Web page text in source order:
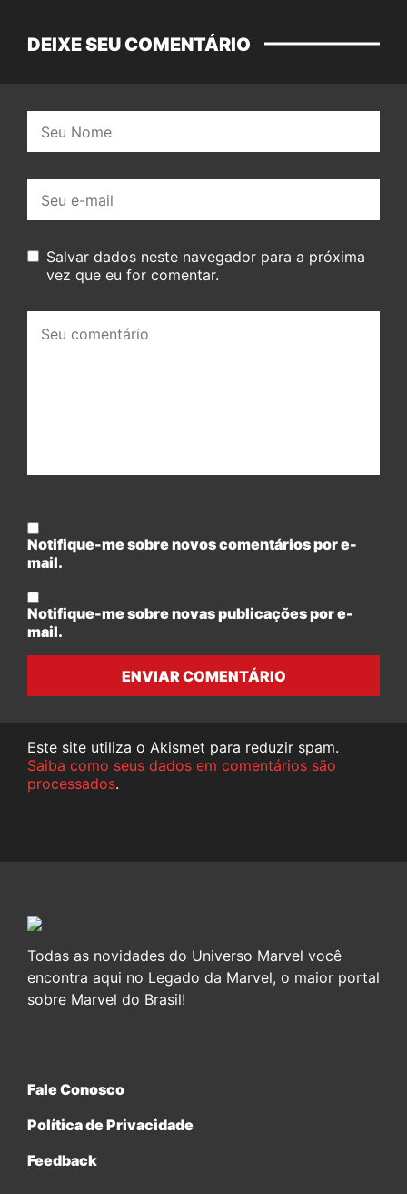
DEIXE SEU COMENTÁRIO
mail:
Salvar dados neste navegador para a próxima
vez que eu for comentar.
comentário:
Notifique-me sobre novos comentários por e-
mail.
Notifique-me sobre novas publicações por e-
mail.
ENVIAR COMENTÁRIO
Este site utiliza o Akismet para reduzir spam.
Saiba como seus dados em comentários são
processados.
Todas as novidades do Universo Marvel você
encontra aqui no Legado da Marvel, o maior portal
sobre Marvel do Brasil!
Fale Conosco
Política de Privacidade
Feedback